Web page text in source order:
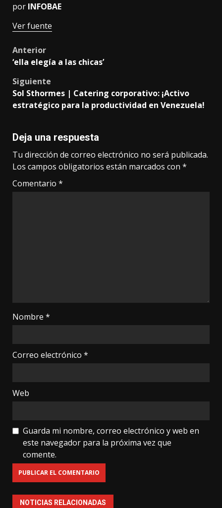
por INFOBAE
Ver fuente
Post
navigation
Anterior
‘ella elegía a las chicas’
Siguiente
Sol Sthormes | Catering corporativo: ¡Activo
estratégico para la productividad en Venezuela!
Deja una respuesta
Tu dirección de correo electrónico no será publicada.
Los campos obligatorios están marcados con *
Comentario *
Nombre *
Correo electrónico *
Web
Guarda mi nombre, correo electrónico y web en
este navegador para la próxima vez que
comente.
NOTICIAS RELACIONADAS